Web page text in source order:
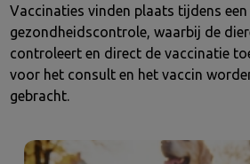
Vaccinaties vinden plaats tijdens
gezondheidscontrole, waarbij de
controleert en direct de vaccinatie
voor het consult en het vaccin
gebracht.